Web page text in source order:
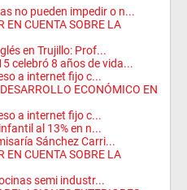
no pueden impedir o n...
EN CUENTA SOBRE LA
en Trujillo: Prof...
celebró 8 años de vida...
a internet fijo c...
ECONÓMICO EN
a internet fijo c...
al 13% en n...
Sánchez Carri...
EN CUENTA SOBRE LA
semi industr...